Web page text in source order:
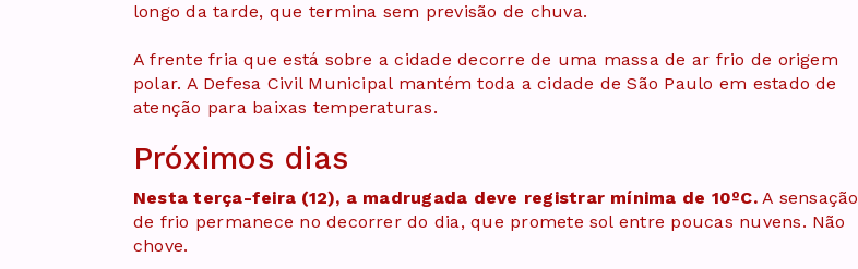
longo da tarde, que termina sem previsão de chuva.
A frente fria que está sobre a cidade decorre de uma massa de ar frio de origem
polar. A Defesa Civil Municipal mantém toda a cidade de São Paulo em estado de
atenção para baixas temperaturas.
Próximos dias
Nesta terça-feira (12), a madrugada deve registrar mínima de 10ºC.A sensação
de frio permanece no decorrer do dia, que promete sol entre poucas nuvens. Não
chove.